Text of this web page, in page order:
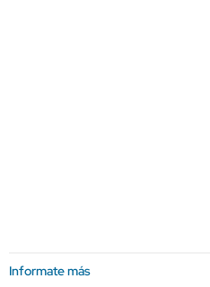
Informate más